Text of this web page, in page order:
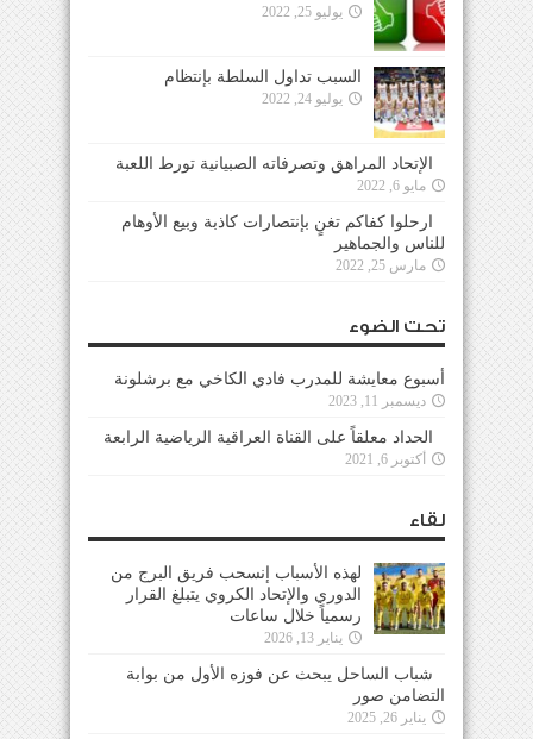
يوليو 25, 2022
السبب تداول السلطة بإنتظام
يوليو 24, 2022
الإتحاد المراهق وتصرفاته الصبيانية تورط اللعبة
مايو 6, 2022
ارحلوا كفاكم تغنٍ بإنتصارات كاذبة وبيع الأوهام
للناس والجماهير
مارس 25, 2022
تحت الضوء
أسبوع معايشة للمدرب فادي الكاخي مع برشلونة
ديسمبر 11, 2023
الحداد معلقاً على القناة العراقية الرياضية الرابعة
أكتوبر 6, 2021
لقاء
لهذه الأسباب إنسحب فريق البرج من
الدوري والإتحاد الكروي يتبلغ القرار
رسمياً خلال ساعات
يناير 13, 2026
شباب الساحل يبحث عن فوزه الأول من بوابة
التضامن صور
يناير 26, 2025